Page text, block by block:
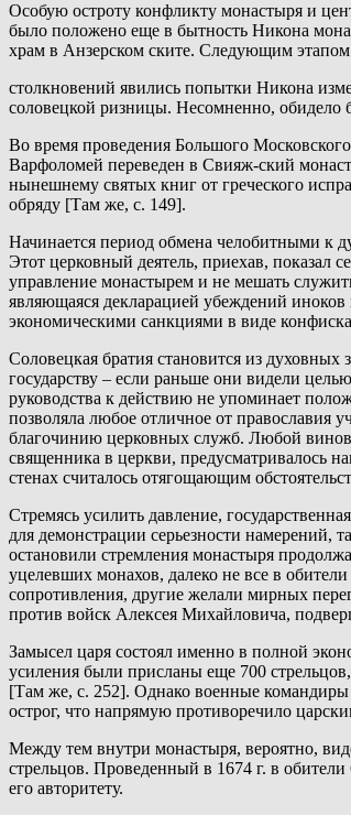
Особую остроту конфликту монастыря и
было положено еще в бытность Никона
храм в Анзерском ските. Следующим этапом
столкновений явились попытки Никона
соловецкой ризницы. Несомненно, обидело
Во время проведения Большого
Варфоломей переведен в Свияж-ский
нынешнему святых книг от греческого
обряду [Там же, с. 149].
Начинается период обмена челобитными к
Этот церковный деятель, приехав, показал
управление монастырем и не мешать
являющаяся декларацией убеждений
экономическими санкциями в виде
Соловецкая братия становится из
государству – если раньше они видели
руководства к действию не упоминает
позволяла любое отличное от
благочинию церковных служб. Любой
священника в церкви, предусматривалось
стенах считалось отягощающим
Стремясь усилить давление,
для демонстрации серьезности намерений,
остановили стремления монастыря
уцелевших монахов, далеко не все в
сопротивления, другие желали мирных
против войск Алексея Михайловича,
Замысел царя состоял именно в полной
усиления были присланы еще 700
[Там же, с. 252]. Однако военные
острог, что напрямую противоречило
Между тем внутри монастыря, вероятно,
стрельцов. Проведенный в 1674 г. в
его авторитету.